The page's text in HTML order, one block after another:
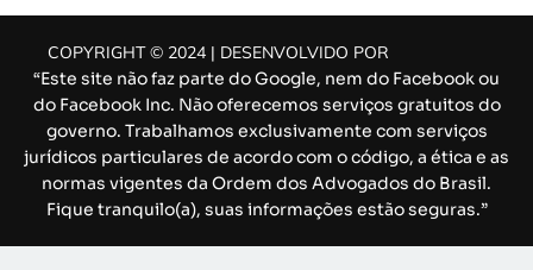
COPYRIGHT © 2024 | DESENVOLVIDO POR
“Este site não faz parte do Google, nem do Facebook ou
do Facebook Inc. Não oferecemos serviços gratuitos do
governo. Trabalhamos exclusivamente com serviços
jurídicos particulares de acordo com o código, a ética e as
normas vigentes da Ordem dos Advogados do Brasil.
Fique tranquilo(a), suas informações estão seguras.”